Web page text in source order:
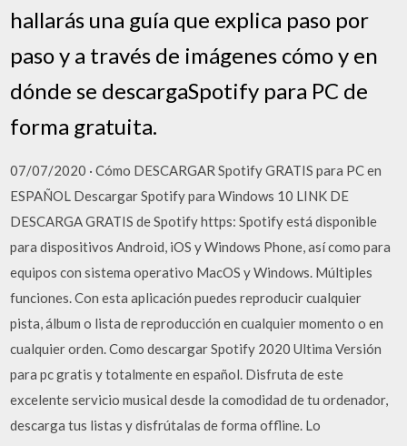
hallarás una guía que explica paso por
paso y a través de imágenes cómo y en
dónde se descargaSpotify para PC de
forma gratuita.
07/07/2020 · Cómo DESCARGAR Spotify GRATIS para PC en
ESPAÑOL Descargar Spotify para Windows 10 LINK DE
DESCARGA GRATIS de Spotify https: Spotify está disponible
para dispositivos Android, iOS y Windows Phone, así como para
equipos con sistema operativo MacOS y Windows. Múltiples
funciones. Con esta aplicación puedes reproducir cualquier
pista, álbum o lista de reproducción en cualquier momento o en
cualquier orden. Como descargar Spotify 2020 Ultima Versión
para pc gratis y totalmente en español. Disfruta de este
excelente servicio musical desde la comodidad de tu ordenador,
descarga tus listas y disfrútalas de forma offline. Lo